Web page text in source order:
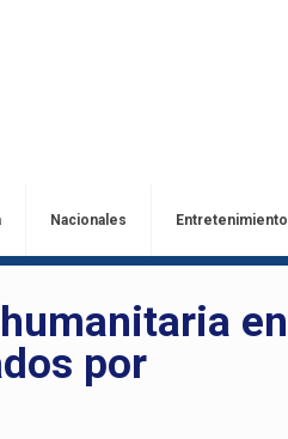
Nacionales Entretenimiento
en
por